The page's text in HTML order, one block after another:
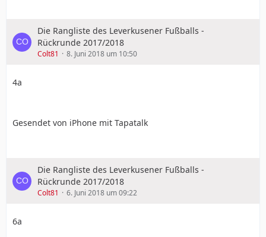
Die Rangliste des Leverkusener Fußballs -
Rückrunde 2017/2018
Colt81 8. Juni 2018 um 10:50
4a
Gesendet von iPhone mit Tapatalk
Die Rangliste des Leverkusener Fußballs -
Rückrunde 2017/2018
Colt81 6. Juni 2018 um 09:22
6a